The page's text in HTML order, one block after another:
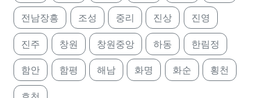
전남장흥 조성 중리 진상 진영
진주 창원 창원중앙 하동 한림정
함안 함평 해남 화명 화순 횡천